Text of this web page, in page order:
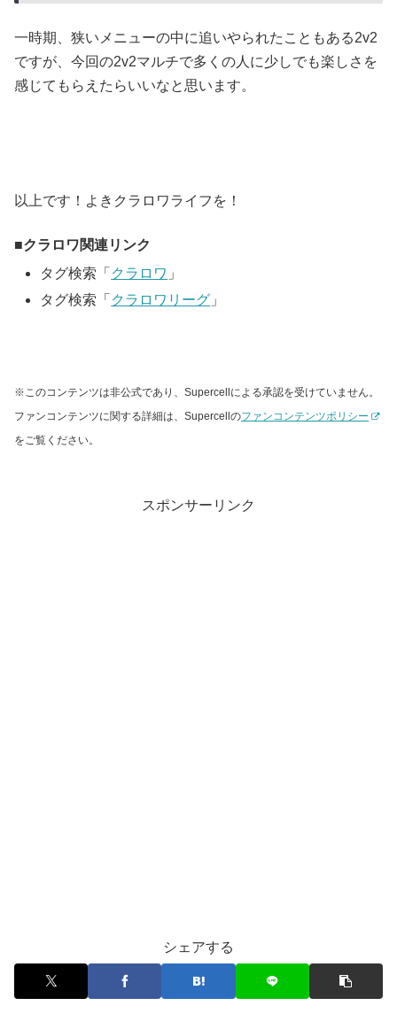
一時期、狭いメニューの中に追いやられたこともある2v2
ですが、今回の2v2マルチで多くの人に少しでも楽しさを
感じてもらえたらいいなと思います。
以上です！よきクラロワライフを！
クラロワ関連リンク
タグ検索「 クラロワ 」
タグ検索「 クラロワリーグ 」
※このコンテンツは非公式であり、Supercellによる承認を受けていません。
ファンコンテンツに関する詳細は、Supercellのファンコンテンツポリシー
をご覧ください。
スポンサーリンク
シェアする